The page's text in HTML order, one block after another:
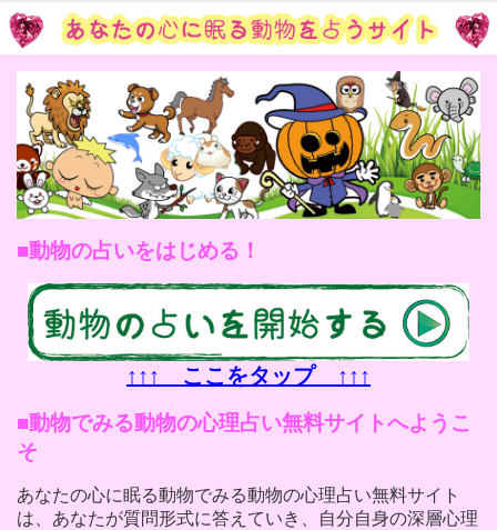
動物の占いをはじめる！
↑↑↑ ここをタップ ↑↑↑
動物でみる動物の心理占い無料サイトへようこ
そ
あなたの心に眠る動物でみる動物の心理占い無料サイト
は、あなたが質問形式に答えていき、自分自身の深層心理